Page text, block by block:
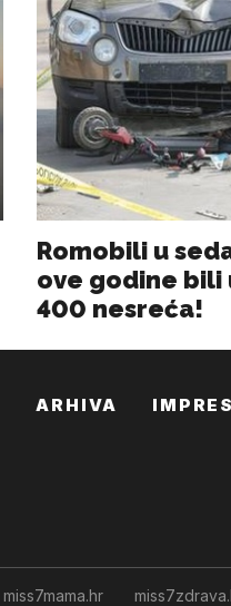
ARHIVA
miss7mama.hr